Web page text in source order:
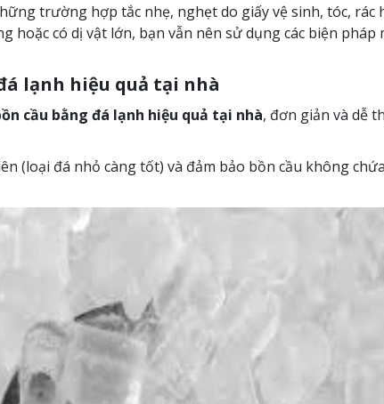
trường hợp tắc nhẹ, nghẹt do giấy vệ sinh, tóc, rác
hoặc có dị vật lớn, bạn vẫn nên sử dụng các biện pháp
lạnh hiệu quả tại nhà
cầu bằng đá lạnh hiệu quả tại nhà, đơn giản và dễ
(loại đá nhỏ càng tốt) và đảm bảo bồn cầu không